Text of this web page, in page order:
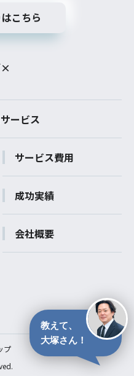
こちら
×
ービス
サービス費用
成功実績
会社概要
プ
教えて、
大塚さん！